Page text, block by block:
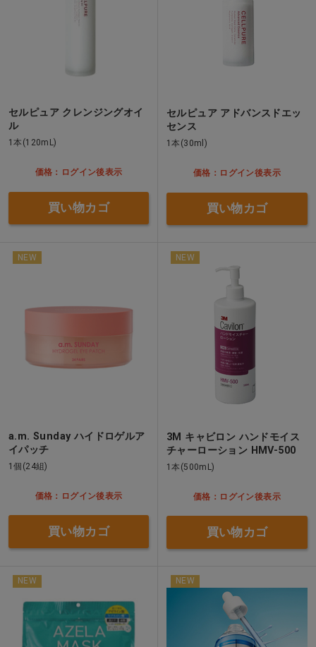
セルピュア クレンジングオイ
ル
1本(120mL)
価格：ログイン後表示
買い物カゴ
セルピュア アドバンスドエッ
センス
1本(30ml)
価格：ログイン後表示
買い物カゴ
NEW
a.m. Sunday ハイドロゲルア
イパッチ
1個(24組)
価格：ログイン後表示
買い物カゴ
NEW
3M キャビロン ハンドモイス
チャーローション HMV-500
1本(500mL)
価格：ログイン後表示
買い物カゴ
NEW NEW